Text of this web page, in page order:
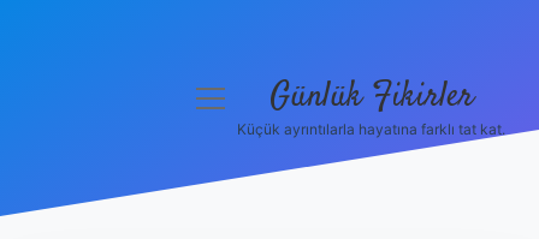
menüyü Günlük Fikirler
Küçük ayrıntılarla hayatına farklı tat kat.